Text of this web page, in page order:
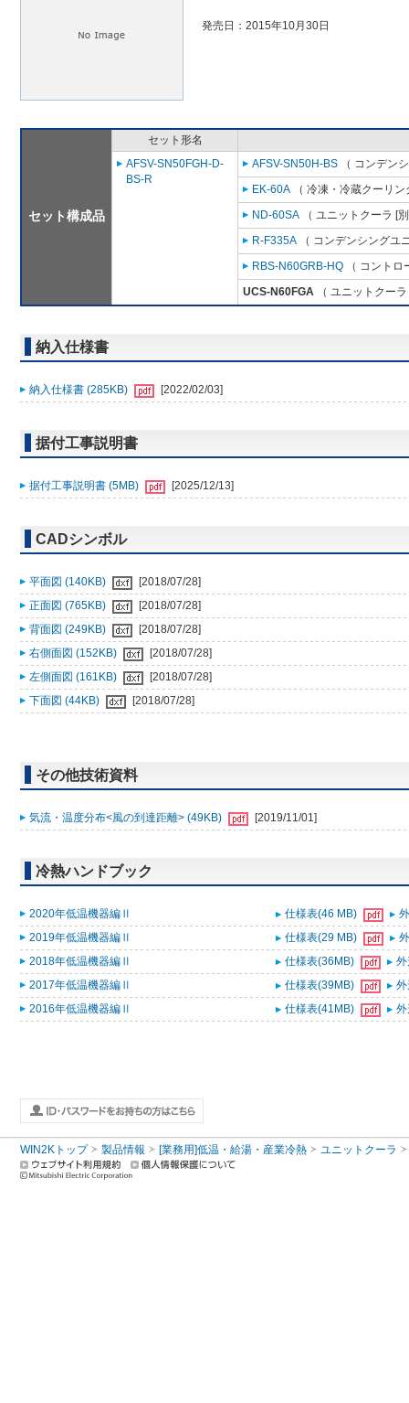
発売日：2015年10月30日
セット構成品
セット形名
AFSV-SN50FGH-D-
BS-R
AFSV-SN50H-BS （ コンデン
EK-60A （ 冷凍・冷蔵クーリ
ND-60SA （ ユニットクーラ [
R-F335A （ コンデンシングユ
RBS-N60GRB-HQ （ コント
UCS-N60FGA （ ユニットクー
納入仕様書
納入仕様書 (285KB) [2022/02/03]
据付工事説明書
据付工事説明書 (5MB) [2025/12/13]
CADシンボル
平面図 (140KB)
[2018/07/28]
正面図 (765KB)
[2018/07/28]
背面図 (249KB)
[2018/07/28]
右側面図 (152KB)
[2018/07/28]
左側面図 (161KB)
[2018/07/28]
下面図 (44KB)
[2018/07/28]
その他技術資料
気流・温度分布<風の到達距離> (49KB) [2019/11/01]
冷熱ハンドブック
2020年低温機器編Ⅱ 仕様表(46 MB)
2019年低温機器編Ⅱ
仕様表(29 MB)
2018年低温機器編Ⅱ
仕様表(36MB)
2017年低温機器編Ⅱ
仕様表(39MB)
2016年低温機器編Ⅱ
仕様表(41MB)
WIN2Kトップ 製品情報 [業務用]低温・給湯・産業冷熱 ユニットクーラ